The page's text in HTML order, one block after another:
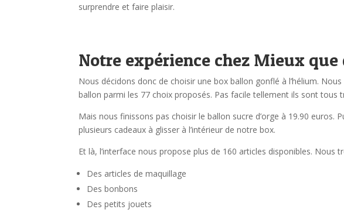
surprendre et faire plaisir.
Notre expérience chez Mieux que
Nous décidons donc de choisir une box ballon gonflé à l’hélium.
ballon parmi les 77 choix proposés. Pas facile tellement ils sont tous
Mais nous finissons pas choisir le ballon sucre d’orge à 19.90
plusieurs cadeaux à glisser à l’intérieur de notre box.
Et là, l’interface nous propose plus de 160 articles disponibles. Nous
Des articles de maquillage
Des bonbons
Des petits jouets